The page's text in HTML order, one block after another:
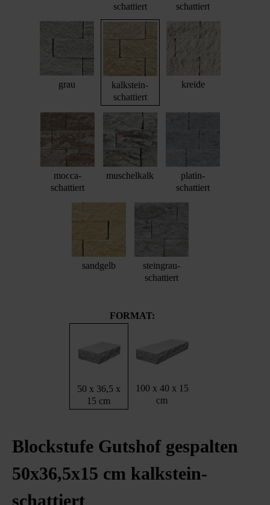
schattiert
schattiert
grau
kalkstein-
schattiert
kreide
mocca-
schattiert
muschelkalk
platin-
schattiert
sandgelb
steingrau-
schattiert
FORMAT:
50 x 36,5 x
15 cm
100 x 40 x 15
cm
Blockstufe Gutshof gespalten
50x36,5x15 cm kalkstein-
schattiert